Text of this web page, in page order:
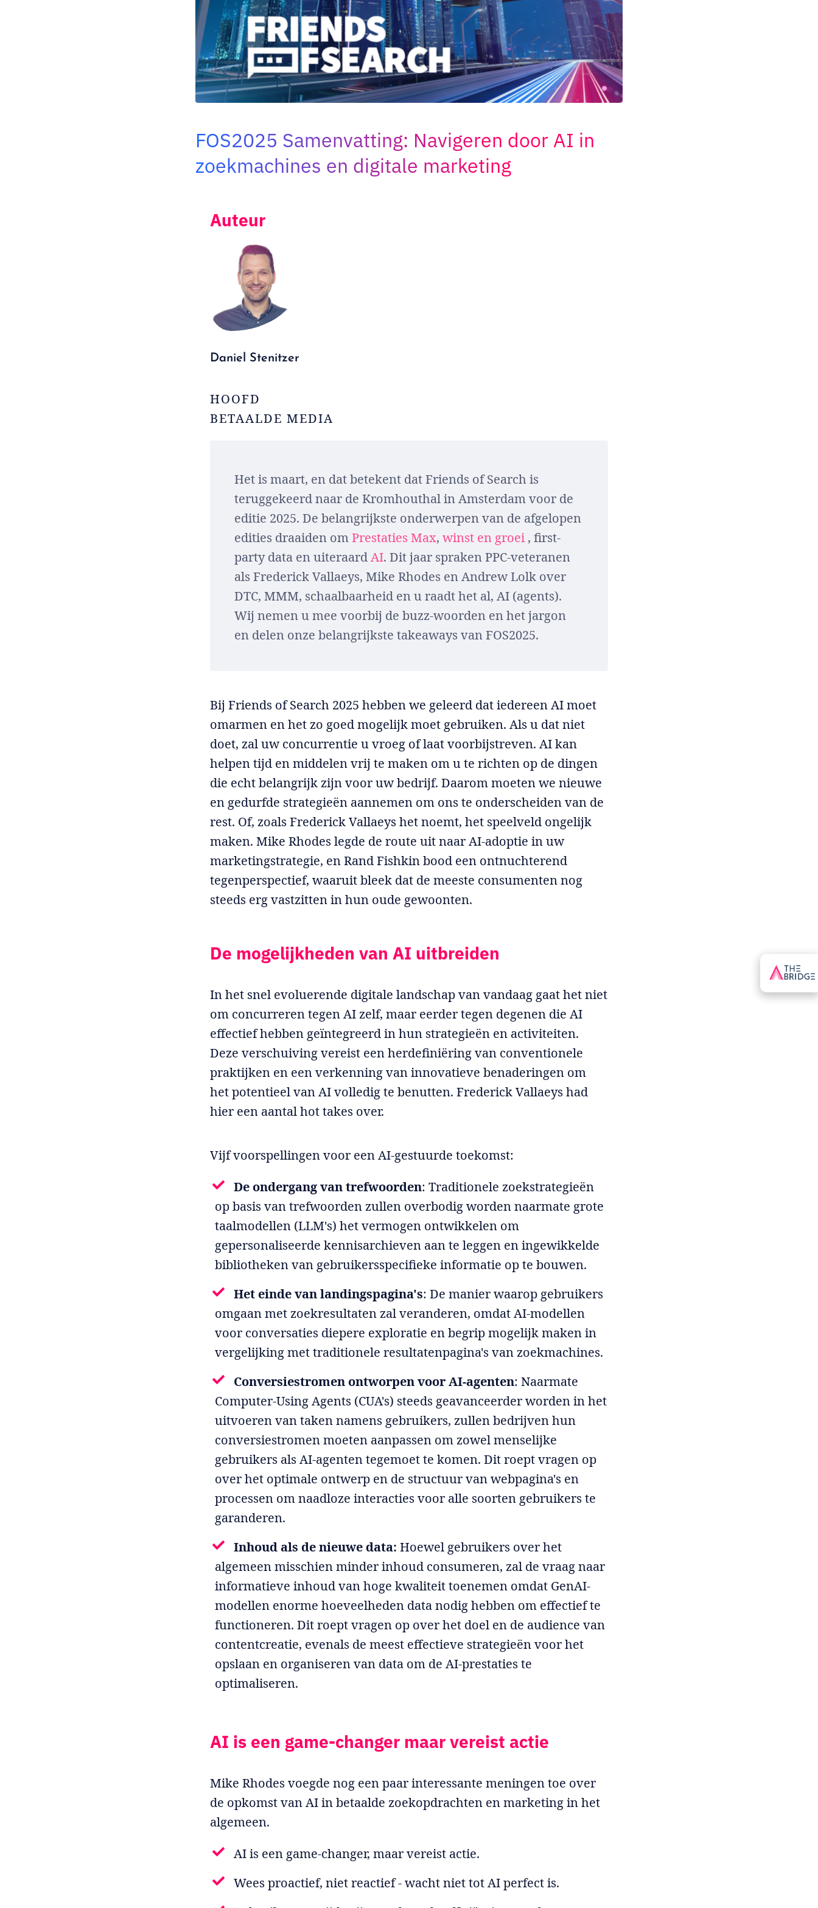
FOS2025 Samenvatting: Navigeren door AI in
zoekmachines en digitale marketing
Auteur
Daniel Stenitzer
HOOFD
BETAALDE MEDIA
Het is maart, en dat betekent dat Friends of Search is
teruggekeerd naar de Kromhouthal in Amsterdam voor de
editie 2025. De belangrijkste onderwerpen van de afgelopen
edities draaiden omPrestaties Max,winst en groei, first-
party data en uiteraardAI. Dit jaar spraken PPC-veteranen
als Frederick Vallaeys, Mike Rhodes en Andrew Lolk over
DTC, MMM, schaalbaarheid en u raadt het al, AI (agents).
Wij nemen u mee voorbij de buzz-woorden en het jargon
en delen onze belangrijkste takeaways van FOS2025.
Bij Friends of Search 2025 hebben we geleerd dat iedereen AI moet
omarmen en het zo goed mogelijk moet gebruiken. Als u dat niet
doet, zal uw concurrentie u vroeg of laat voorbijstreven. AI kan
helpen tijd en middelen vrij te maken om u te richten op de dingen
die echt belangrijk zijn voor uw bedrijf. Daarom moeten we nieuwe
en gedurfde strategieën aannemen om ons te onderscheiden van de
rest. Of, zoals Frederick Vallaeys het noemt, het speelveld ongelijk
maken. Mike Rhodes legde de route uit naar AI-adoptie in uw
marketingstrategie, en Rand Fishkin bood een ontnuchterend
tegenperspectief, waaruit bleek dat de meeste consumenten nog
steeds erg vastzitten in hun oude gewoonten.
De mogelijkheden van AI uitbreiden
In het snel evoluerende digitale landschap van vandaag gaat het niet
om concurreren tegen AI zelf, maar eerder tegen degenen die AI
effectief hebben geïntegreerd in hun strategieën en activiteiten.
Deze verschuiving vereist een herdefiniëring van conventionele
praktijken en een verkenning van innovatieve benaderingen om
het potentieel van AI volledig te benutten. Frederick Vallaeys had
hier een aantal hot takes over.
Vijf voorspellingen voor een AI-gestuurde toekomst:
De ondergang van trefwoorden: Traditionele zoekstrategieën
op basis van trefwoorden zullen overbodig worden naarmate grote
taalmodellen (LLM's) het vermogen ontwikkelen om
gepersonaliseerde kennisarchieven aan te leggen en ingewikkelde
bibliotheken van gebruikersspecifieke informatie op te bouwen.
Het einde van landingspagina's: De manier waarop gebruikers
omgaan met zoekresultaten zal veranderen, omdat AI-modellen
voor conversaties diepere exploratie en begrip mogelijk maken in
vergelijking met traditionele resultatenpagina's van zoekmachines.
Conversiestromen ontworpen voor AI-agenten: Naarmate
Computer-Using Agents (CUA's) steeds geavanceerder worden in het
uitvoeren van taken namens gebruikers, zullen bedrijven hun
conversiestromen moeten aanpassen om zowel menselijke
gebruikers als AI-agenten tegemoet te komen. Dit roept vragen op
over het optimale ontwerp en de structuur van webpagina's en
processen om naadloze interacties voor alle soorten gebruikers te
garanderen.
Inhoud als de nieuwe data: Hoewel gebruikers over het
algemeen misschien minder inhoud consumeren, zal de vraag naar
informatieve inhoud van hoge kwaliteit toenemen omdat GenAI-
modellen enorme hoeveelheden data nodig hebben om effectief te
functioneren. Dit roept vragen op over het doel en de audience van
contentcreatie, evenals de meest effectieve strategieën voor het
opslaan en organiseren van data om de AI-prestaties te
optimaliseren.
AI is een game-changer maar vereist actie
Mike Rhodes voegde nog een paar interessante meningen toe over
de opkomst van AI in betaalde zoekopdrachten en marketing in het
algemeen.
AI is een game-changer, maar vereist actie.
Wees proactief, niet reactief - wacht niet tot AI perfect is.